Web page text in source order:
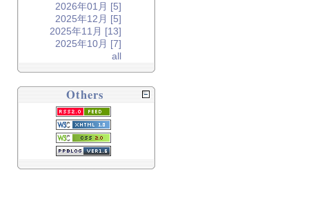
2026年01月 [5]
2025年12月 [5]
2025年11月 [13]
2025年10月 [7]
all
Others